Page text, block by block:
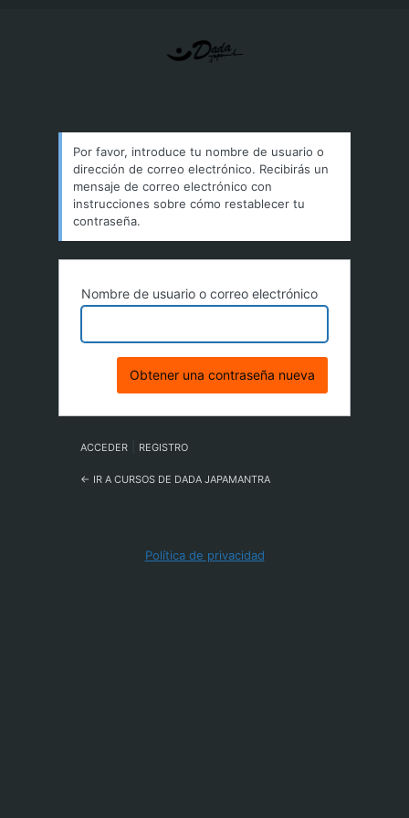
Por favor, introduce tu nombre de usuario o
dirección de correo electrónico. Recibirás un
mensaje de correo electrónico con
instrucciones sobre cómo restablecer tu
contraseña.
Nombre de usuario o correo electrónico
ACCEDER REGISTRO
← IR A CURSOS DE DADA JAPAMANTRA
Política de privacidad